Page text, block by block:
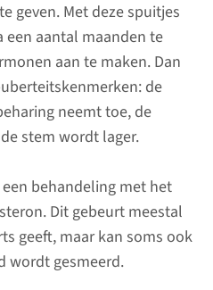
geven. Met deze spuitjes
aantal maanden te
aan te maken. Dan
de
neemt toe, de
stem wordt lager.
behandeling met het
Dit gebeurt meestal
geeft, maar kan soms ook
wordt gesmeerd.
is een
niet
komt
vanuit
De